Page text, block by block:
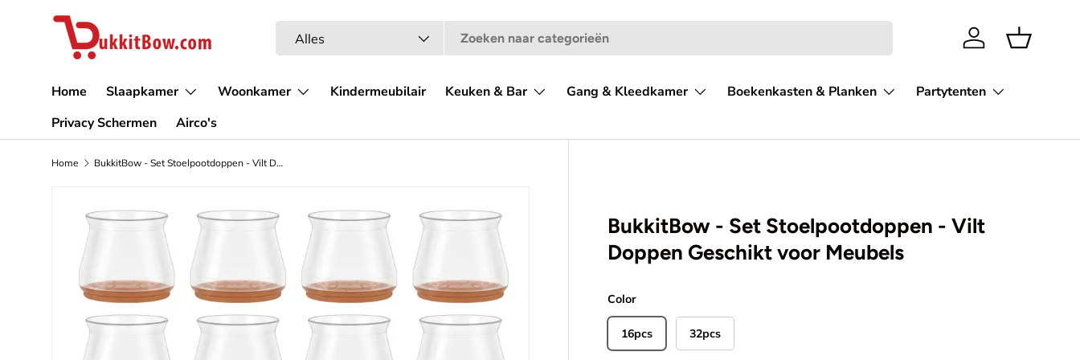
Ga naar inhoud
Alles InloggenMandje
Home Slaapkamer Woonkamer Kindermeubilair Keuken & Bar Gang & Kleedkamer Boekenkasten & Planken
Partytenten
Privacy Schermen
Airco's
Home BukkitBow - Set Stoelpootdoppen - Vilt Doppen Geschikt voor Meubels
BukkitBow - Set Stoelpootdoppen - Vilt
Doppen Geschikt voor Meubels
Color
16pcs 32pcs